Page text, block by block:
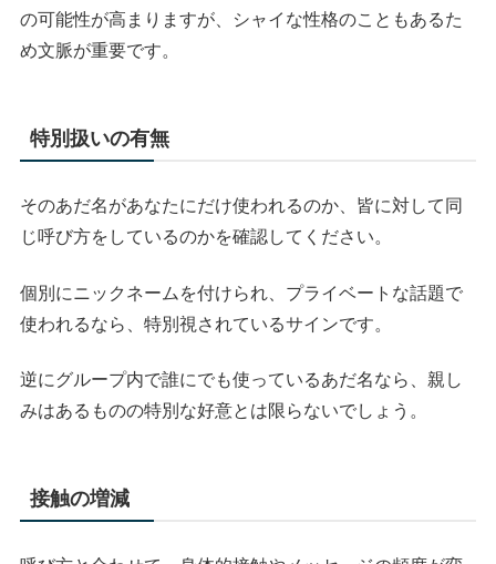
の可能性が高まりますが、シャイな性格のこともあるた
め文脈が重要です。
特別扱いの有無
そのあだ名があなたにだけ使われるのか、皆に対して同
じ呼び方をしているのかを確認してください。
個別にニックネームを付けられ、プライベートな話題で
使われるなら、特別視されているサインです。
逆にグループ内で誰にでも使っているあだ名なら、親し
みはあるものの特別な好意とは限らないでしょう。
接触の増減